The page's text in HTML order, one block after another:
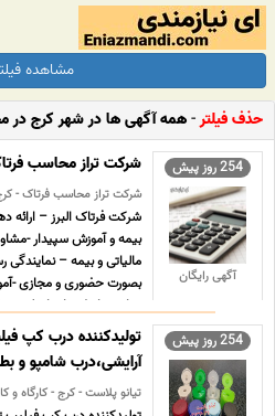
مشاهده
حذف فیلتر-همه آگهی ها در شهر کرج در
254 روز پیش
آگهی رایگان
شرکت تراز محاسب
شرکت تراز محاسب فرتاک -
شرکت فرتاک البرز – ارائه
بیمه و آموزش سپیدار -
مالیاتی و بیمه –
بصورت حضوری و مجازی -
تمامی ماژول های اصلی
... ...
254 روز پیش
آرایشی،درب شامپو و
تیانو پلاست - کرج - کارگاه و